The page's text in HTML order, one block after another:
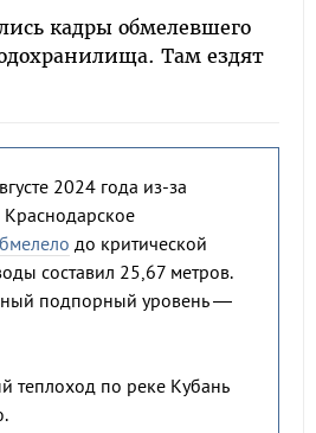
кадры обмелевшего
Там ездят
2024 года из-за
до критической
составил 25,67 метров.
подпорный уровень —
теплоход по реке Кубань